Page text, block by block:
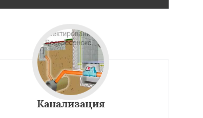
Канализация